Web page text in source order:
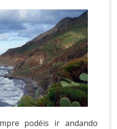
podéis ir andando